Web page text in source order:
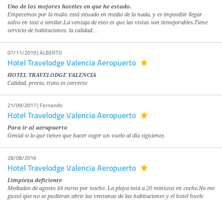
Uno de los mejores hoteles en que he estado.
Empecemos por lo malo: está situado en medio de la nada, y es imposible llegar
salvo en taxi o similar.La ventaja de esto es que las vistas son inmejorables.Tiene
servicio de habitaciones, la calidad…
07/11/2019 | ALBERTO
Hotel Travelodge Valencia Aeropuerto
HOTEL TRAVELODGE VALENCIA
Calidad, precio, trato es correcto
21/09/2017 | Fernando
Hotel Travelodge Valencia Aeropuerto
Para ir al aerupuerto
Genial si lo que tienes que hacer coger un vuelo al día siguiente.
28/08/2016
Hotel Travelodge Valencia Aeropuerto
Limpieza deficiente
Mediados de agosto 44 euros por noche. La playa está a 20 minutos en coche.No me
gustó que no se pudieran abrir las ventanas de las habitaciones y el hotel huele